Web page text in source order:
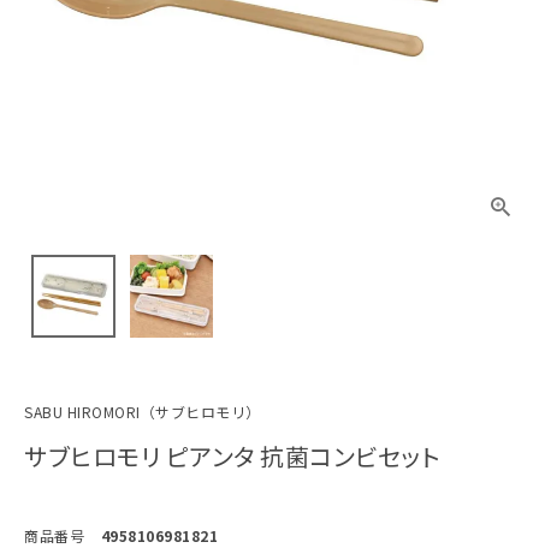
SABU HIROMORI（サブヒロモリ）
サブヒロモリ ピアンタ 抗菌コンビセット
商品番号 4958106981821